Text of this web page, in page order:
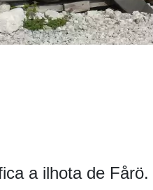
a ilhota de